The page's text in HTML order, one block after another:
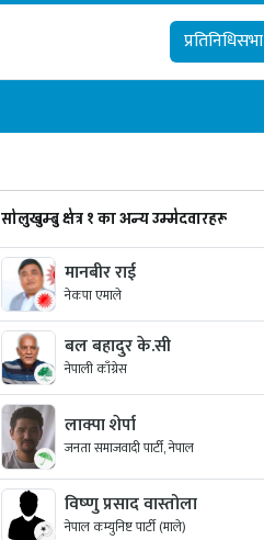
प्रतिनिधिसभा
सोलुखुम्बु क्षेत्र १ का अन्य उम्मेदवारहरू
मानबीर राई
नेकपा एमाले
बल बहादुर के.सी
नेपाली काँग्रेस
लाक्पा शेर्पा
जनता समाजवादी पार्टी, नेपाल
विष्‍णु प्रसाद वास्तोला
नेपाल कम्युनिष्ट पार्टी (माले)